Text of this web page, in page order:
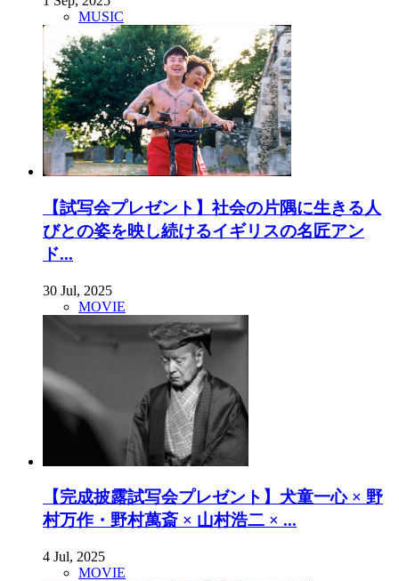
MUSIC
【試写会プレゼント】社会の片隅に生きる人
びとの姿を映し続けるイギリスの名匠アン
ド...
30 Jul, 2025
MOVIE
【完成披露試写会プレゼント】犬童一心 × 野
村万作・野村萬斎 × 山村浩二 × ...
4 Jul, 2025
MOVIE